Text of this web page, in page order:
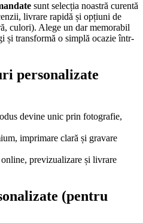
sunt selecția noastră curentă
livrare rapidă și opțiuni de
culori). Alege un dar memorabil
și transformă o simplă ocazie într-
personalizate
devine unic prin fotografie,
imprimare clară și gravare
previzualizare și livrare
(pentru